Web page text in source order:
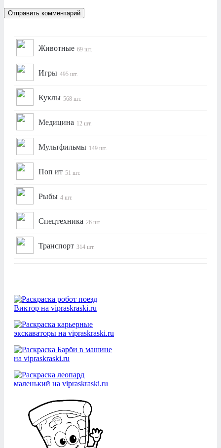
Животные 69 шт.
Игры 495 шт.
Куклы 568 шт.
Медицина 12 шт.
Мультфильмы 149 шт.
Поп ит 51 шт.
Рыбы 4 шт.
Спецтехника 26 шт.
Транспорт 314 шт.